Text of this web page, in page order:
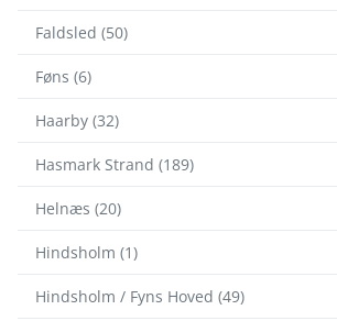
Faldsled (50)
Føns (6)
Haarby (32)
Hasmark Strand (189)
Helnæs (20)
Hindsholm (1)
Hindsholm / Fyns Hoved (49)